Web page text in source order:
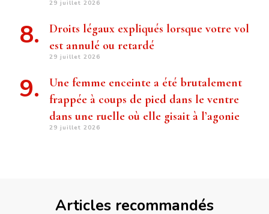
29 juillet 2026
Droits légaux expliqués lorsque votre vol
est annulé ou retardé
29 juillet 2026
Une femme enceinte a été brutalement
frappée à coups de pied dans le ventre
dans une ruelle où elle gisait à l’agonie
29 juillet 2026
Articles recommandés